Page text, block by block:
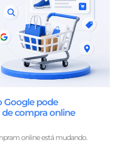
Google pode
compra online
online está mudando.